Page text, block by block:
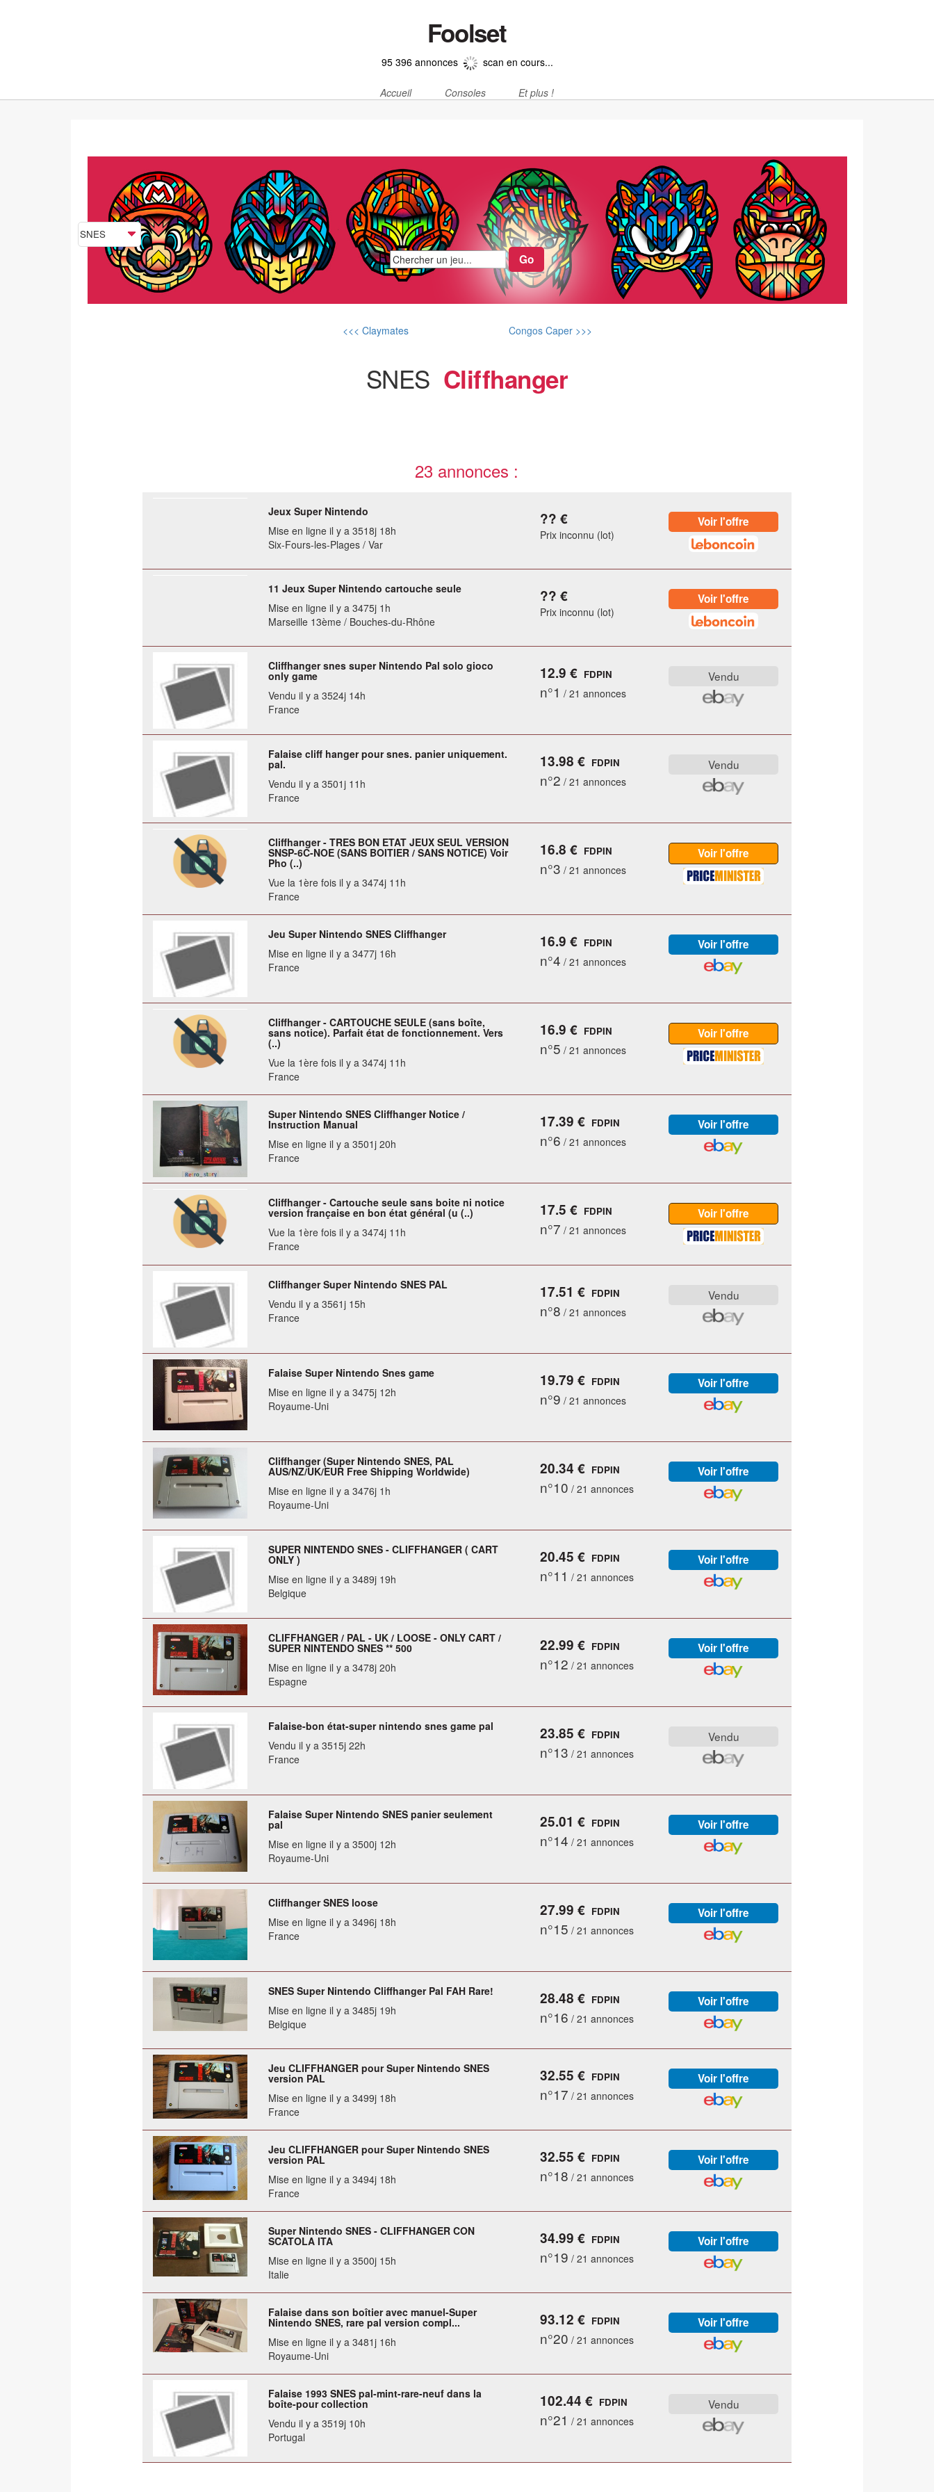
Foolset
95 396 annonces scan en cours...
Accueil Consoles Et plus !
<<< Claymates Congos Caper >>>
SNES Cliffhanger
23 annonces :
Jeux Super Nintendo
Mise en ligne il y a 3518j 18h
Six-Fours-les-Plages / Var
?? €
Prix inconnu (lot)
11 Jeux Super Nintendo cartouche seule
Mise en ligne il y a 3475j 1h
Marseille 13ème / Bouches-du-Rhône
?? €
Prix inconnu (lot)
Cliffhanger snes super Nintendo Pal solo gioco
only game
Vendu il y a 3524j 14h
France
12.9 € FDPIN
n°1 / 21 annonces
Falaise cliff hanger pour snes. panier uniquement.
pal.
Vendu il y a 3501j 11h
France
13.98 € FDPIN
n°2 / 21 annonces
Cliffhanger - TRES BON ETAT JEUX SEUL VERSION
SNSP-6C-NOE (SANS BOITIER / SANS NOTICE) Voir
Pho (..)
Vue la 1ère fois il y a 3474j 11h
France
16.8 € FDPIN
n°3 / 21 annonces
Jeu Super Nintendo SNES Cliffhanger
Mise en ligne il y a 3477j 16h
France
16.9 € FDPIN
n°4 / 21 annonces
Cliffhanger - CARTOUCHE SEULE (sans boîte,
sans notice). Parfait état de fonctionnement. Vers
(..)
Vue la 1ère fois il y a 3474j 11h
France
16.9 € FDPIN
n°5 / 21 annonces
Super Nintendo SNES Cliffhanger Notice /
Instruction Manual
Mise en ligne il y a 3501j 20h
France
17.39 € FDPIN
n°6 / 21 annonces
Cliffhanger - Cartouche seule sans boite ni notice
version française en bon état général (u (..)
Vue la 1ère fois il y a 3474j 11h
France
17.5 € FDPIN
n°7 / 21 annonces
Cliffhanger Super Nintendo SNES PAL
Vendu il y a 3561j 15h
France
17.51 € FDPIN
n°8 / 21 annonces
Falaise Super Nintendo Snes game
Mise en ligne il y a 3475j 12h
Royaume-Uni
19.79 € FDPIN
n°9 / 21 annonces
Cliffhanger (Super Nintendo SNES, PAL
AUS/NZ/UK/EUR Free Shipping Worldwide)
Mise en ligne il y a 3476j 1h
Royaume-Uni
20.34 € FDPIN
n°10 / 21 annonces
SUPER NINTENDO SNES - CLIFFHANGER ( CART
ONLY )
Mise en ligne il y a 3489j 19h
Belgique
20.45 € FDPIN
n°11 / 21 annonces
CLIFFHANGER / PAL - UK / LOOSE - ONLY CART /
SUPER NINTENDO SNES ** 500
Mise en ligne il y a 3478j 20h
Espagne
22.99 € FDPIN
n°12 / 21 annonces
Falaise-bon état-super nintendo snes game pal
Vendu il y a 3515j 22h
France
23.85 € FDPIN
n°13 / 21 annonces
Falaise Super Nintendo SNES panier seulement
pal
Mise en ligne il y a 3500j 12h
Royaume-Uni
25.01 € FDPIN
n°14 / 21 annonces
Cliffhanger SNES loose
Mise en ligne il y a 3496j 18h
France
27.99 € FDPIN
n°15 / 21 annonces
SNES Super Nintendo Cliffhanger Pal FAH Rare!
Mise en ligne il y a 3485j 19h
Belgique
28.48 € FDPIN
n°16 / 21 annonces
Jeu CLIFFHANGER pour Super Nintendo SNES
version PAL
Mise en ligne il y a 3499j 18h
France
32.55 € FDPIN
n°17 / 21 annonces
Jeu CLIFFHANGER pour Super Nintendo SNES
version PAL
Mise en ligne il y a 3494j 18h
France
32.55 € FDPIN
n°18 / 21 annonces
Super Nintendo SNES - CLIFFHANGER CON
SCATOLA ITA
Mise en ligne il y a 3500j 15h
Italie
34.99 € FDPIN
n°19 / 21 annonces
Falaise dans son boîtier avec manuel-Super
Nintendo SNES, rare pal version compl...
Mise en ligne il y a 3481j 16h
Royaume-Uni
93.12 € FDPIN
n°20 / 21 annonces
Falaise 1993 SNES pal-mint-rare-neuf dans la
boîte-pour collection
Vendu il y a 3519j 10h
Portugal
102.44 € FDPIN
n°21 / 21 annonces